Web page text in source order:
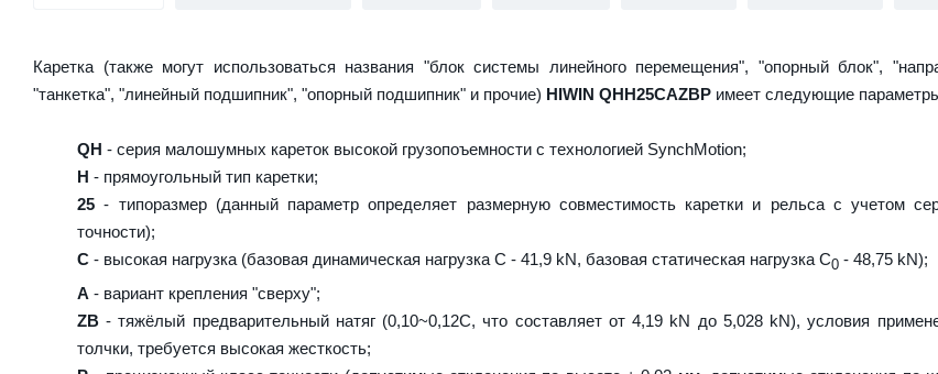
Каретка (также могут использоваться названия "блок системы линейного перемещения", "опорный блок",
"танкетка", "линейный подшипник", "опорный подшипник" и прочие) HIWIN QHH25CAZBP имеет следующие
QH - серия малошумных кареток высокой грузопоъемности с технологией SynchMotion;
H - прямоугольный тип каретки;
25 - типоразмер (данный параметр определяет размерную совместимость каретки и рельса с учетом
точности);
C - высокая нагрузка (базовая динамическая нагрузка C - 41,9 kN, базовая статическая нагрузка С0 - 48,75 kN);
A - вариант крепления "сверху";
ZB - тяжёлый предварительный натяг (0,10~0,12C, что составляет от 4,19 kN до 5,028 kN), условия
толчки, требуется высокая жесткость;